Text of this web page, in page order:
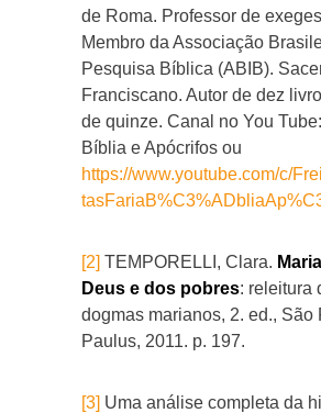
de Roma. Professor de
Membro da Associação
Pesquisa Bíblica (ABIB).
Franciscano. Autor de dez
de quinze. Canal no You
Bíblia e Apócrifos ou
https://www.youtube.com/c/
[2] TEMPORELLI, Clara.
Deus e dos pobres: releitura
dogmas marianos, 2. ed., São
Paulus, 2011. p. 197.
[3] Uma análise completa da